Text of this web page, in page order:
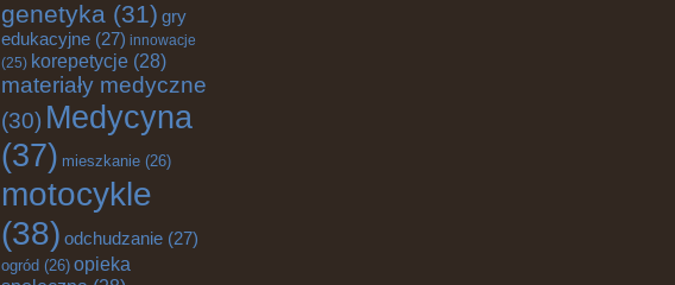
genetyka (31) gry
edukacyjne (27) innowacje
(25) korepetycje (28)
materiały medyczne
(30) Medycyna
(37) mieszkanie (26)
motocykle
(38) odchudzanie (27)
ogród (26) opieka